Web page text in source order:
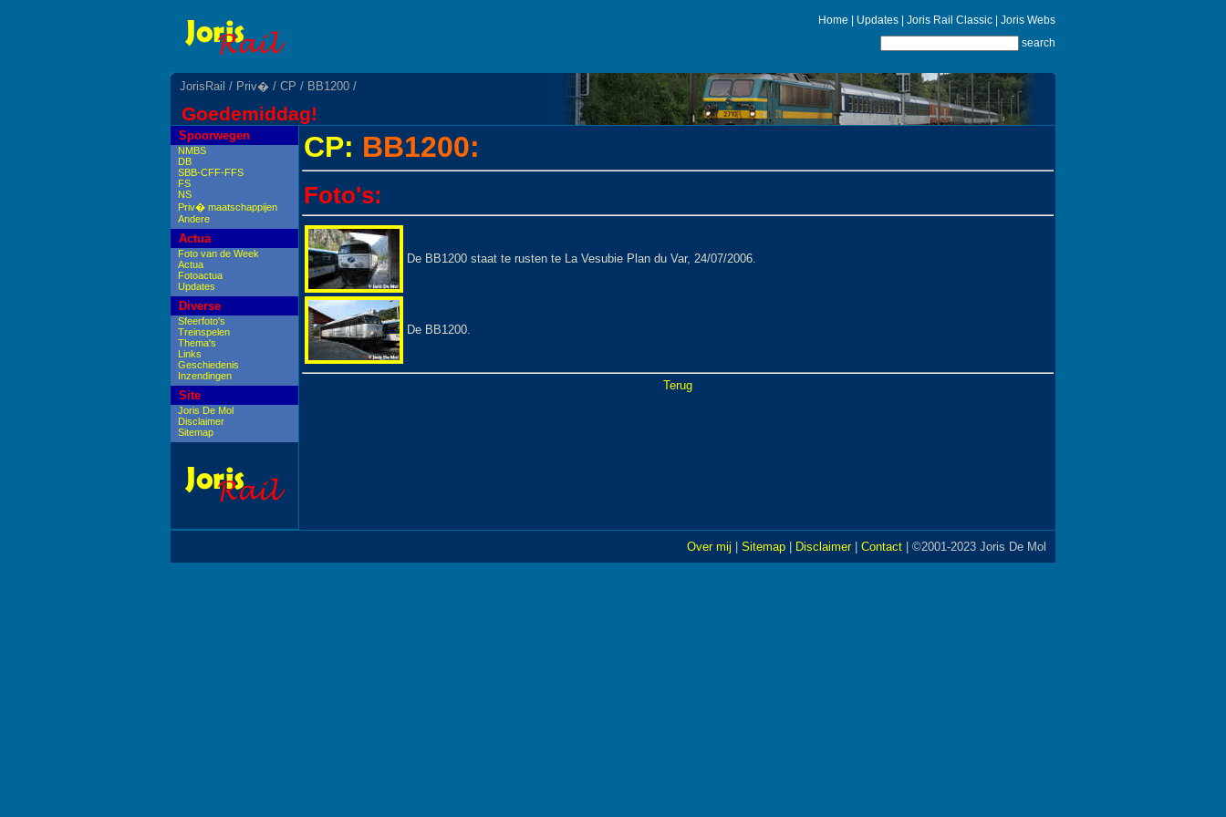
Home Updates Joris Rail Classic
Joris Webs
search
JorisRail / Priv� / CP / BB1200 /
Goedemiddag!
Spoorwegen
NMBS
DB
SBB-CFF-FFS
FS
NS
Priv� maatschappijen
Andere
Actua
Foto van de Week
Actua
Fotoactua
Updates
Diverse
Sfeerfoto's
Treinspelen
Thema's
Links
Geschiedenis
Inzendingen
Site
Joris De Mol
Disclaimer
Sitemap
CP: BB1200:
Foto's:
De BB1200 staat te rusten te La Vesubie Plan du Var, 24/07/2006.
De BB1200.
Terug
Over mij Sitemap Disclaimer| Contact | ©2001-2023 Joris De Mol